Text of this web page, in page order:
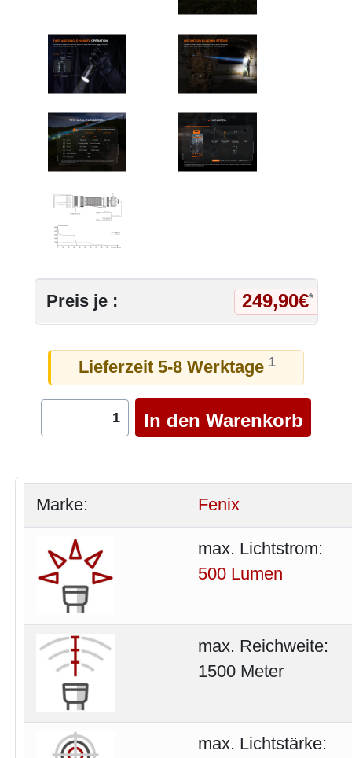
Preis je : 249,90€*
Lieferzeit 5-8 Werktage 1
Marke: Fenix
max. Lichtstrom:
500 Lumen
max. Reichweite:
1500 Meter
max. Lichtstärke: